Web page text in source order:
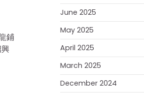
鋪
June 2025
May 2025
April 2025
March 2025
December 2024